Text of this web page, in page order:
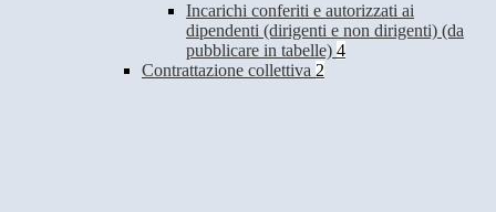
Incarichi conferiti e autorizzati ai
dipendenti (dirigenti e non dirigenti) (da
pubblicare in tabelle) 4
Contrattazione collettiva 2